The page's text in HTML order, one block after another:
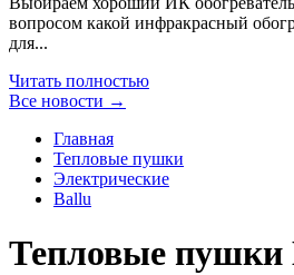
вопросом какой инфракрасный
для...
Читать полностью
Все новости →
Главная
Тепловые пушки
Электрические
Ballu
Тепловые